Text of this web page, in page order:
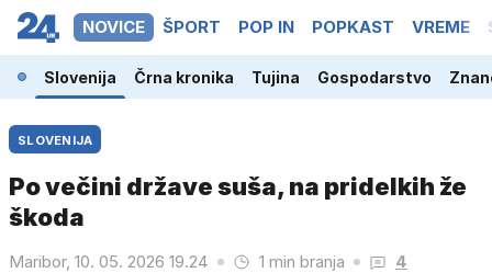
NOVICE ŠPORT POP IN POPKAST VREME
Slovenija Črna kronika Tujina Gospodarstvo
SLOVENIJA
Po večini države suša, na pridelkih že
škoda
Maribor, 10. 05. 2026 19.24 1 min branja 4